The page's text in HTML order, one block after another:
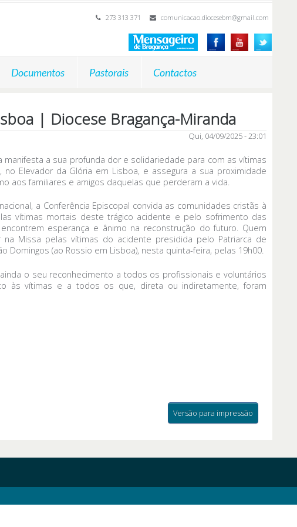
273 313 371 comunicacao.diocesebm@gmail.com
Documentos Pastorais Contactos
| Diocese Bragança-Miranda
Qui, 04/09/2025 - 23:01
manifesta a sua profunda dor e solidariedade para com as vítimas
Elevador da Glória em Lisboa, e assegura a sua proximidade
aos familiares e amigos daquelas que perderam a vida.
a Conferência Episcopal convida as comunidades cristãs à
vítimas mortais deste trágico acidente e pelo sofrimento das
esperança e ânimo na reconstrução do futuro. Quem
Missa pelas vítimas do acidente presidida pelo Patriarca de
Domingos (ao Rossio em Lisboa), nesta quinta-feira, pelas 19h00.
o seu reconhecimento a todos os profissionais e voluntários
às vítimas e a todos os que, direta ou indiretamente, foram
Versão para impressão